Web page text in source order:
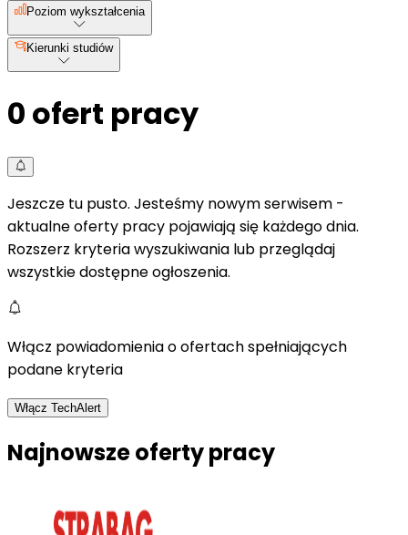
Poziom wykształcenia
Kierunki studiów
0 ofert pracy
Jeszcze tu pusto. Jesteśmy nowym serwisem -
aktualne oferty pracy pojawiają się każdego dnia.
Rozszerz kryteria wyszukiwania lub przeglądaj
wszystkie dostępne ogłoszenia.
Włącz powiadomienia o ofertach spełniających
podane kryteria
Włącz TechAlert
Najnowsze oferty pracy